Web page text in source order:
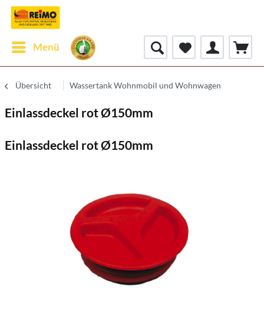
Menü
Übersicht Wassertank Wohnmobil und Wohnwagen
Einlassdeckel rot Ø150mm
Einlassdeckel rot Ø150mm